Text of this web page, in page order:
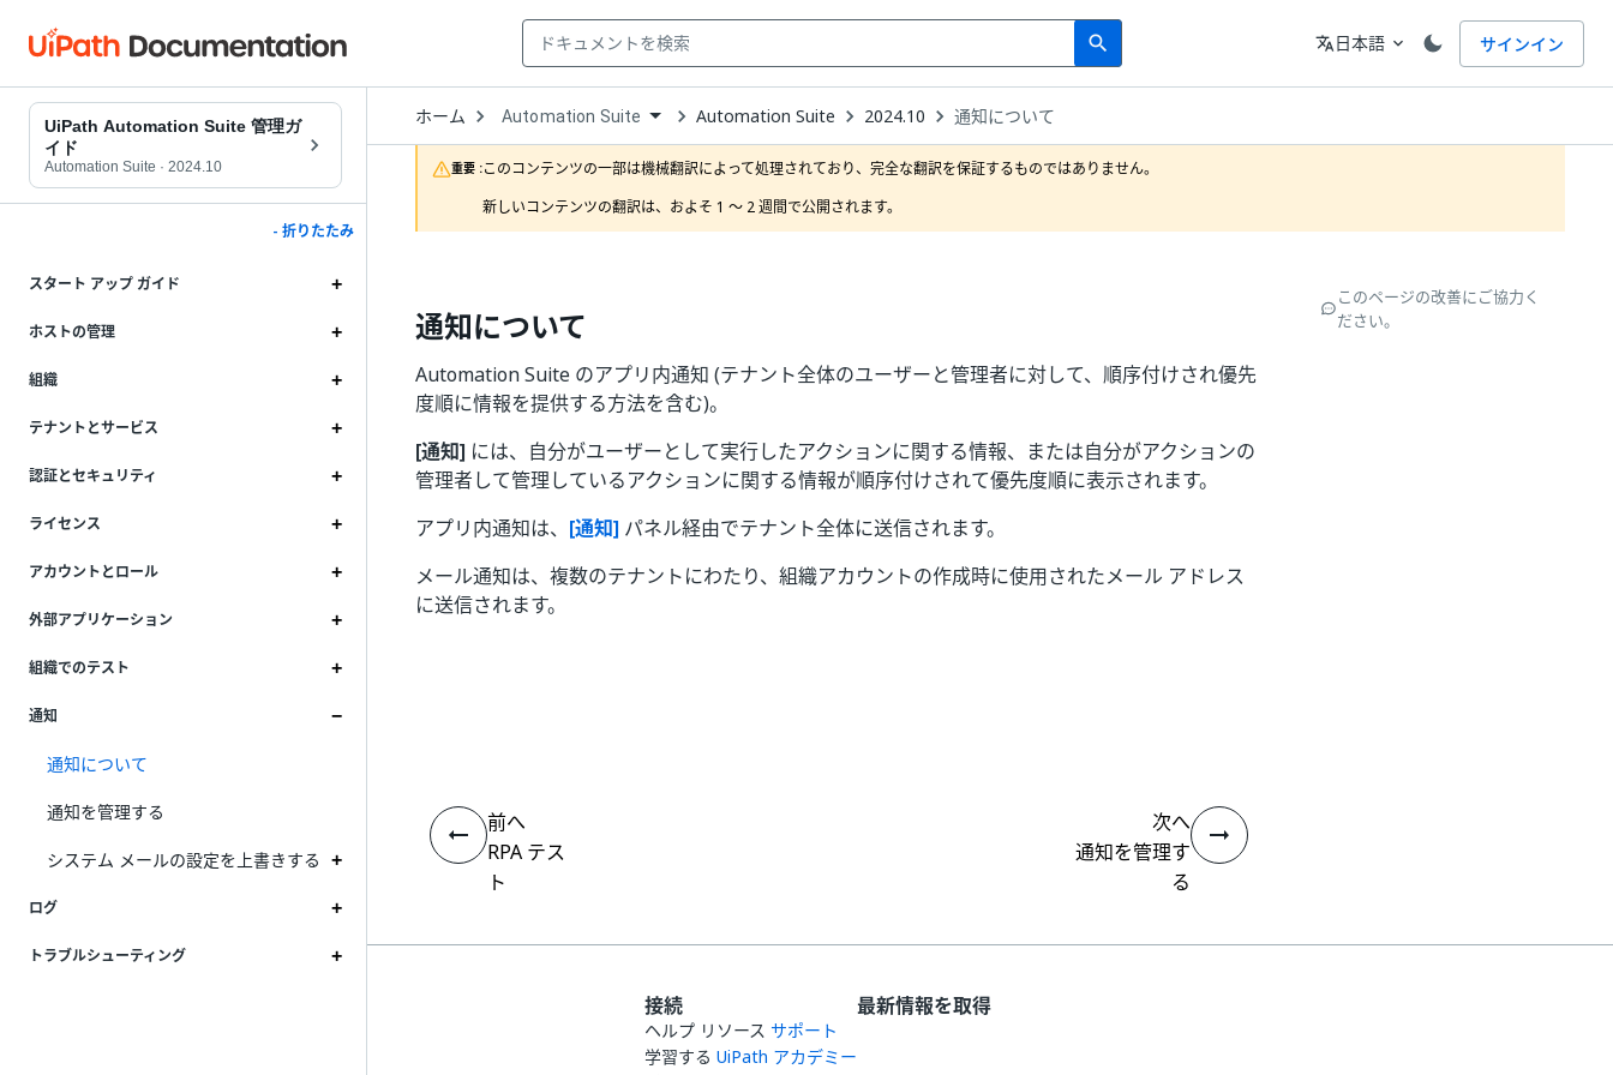
search
Search 言語
translate日本語 expand_more サインイン
UiPath Automation Suite 管理ガ
イド
Automation Suite · 2024.10
- 折りたたみ
スタート アップ ガイド
ホストの管理
組織
テナントとサービス
認証とセキュリティ
ライセンス
アカウントとロール
外部アプリケーション
組織でのテスト
通知
通知について
通知を管理する
システム メールの設定を上書きする
ログ
トラブルシューティング
ホーム Open
Dropdown
to
choose
product
Automation Suite Automation Suite 2024.10 通知について
重要 :このコンテンツの一部は機械翻訳によって処理されており、完全な翻訳を保証するものではありません。
新しいコンテンツの翻訳は、およそ 1 ～ 2 週間で公開されます。
通知について
Automation Suite のアプリ内通知 (テナント全体のユーザーと管理者に対して、順序付けされ優先
度順に情報を提供する方法を含む)。
[通知] には、自分がユーザーとして実行したアクションに関する情報、または自分がアクションの
管理者して管理しているアクションに関する情報が順序付けされて優先度順に表示されます。
アプリ内通知は、 [通知] パネル経由でテナント全体に送信されます。
メール通知は、複数のテナントにわたり、組織アカウントの作成時に使用されたメール アドレス
に送信されます。
このページの改善にご協力く
ださい。
前へ
RPA テス
ト
次へ
通知を管理す
る
接続
ヘルプ リソース サポート
学習する UiPath アカデミー
最新情報を取得